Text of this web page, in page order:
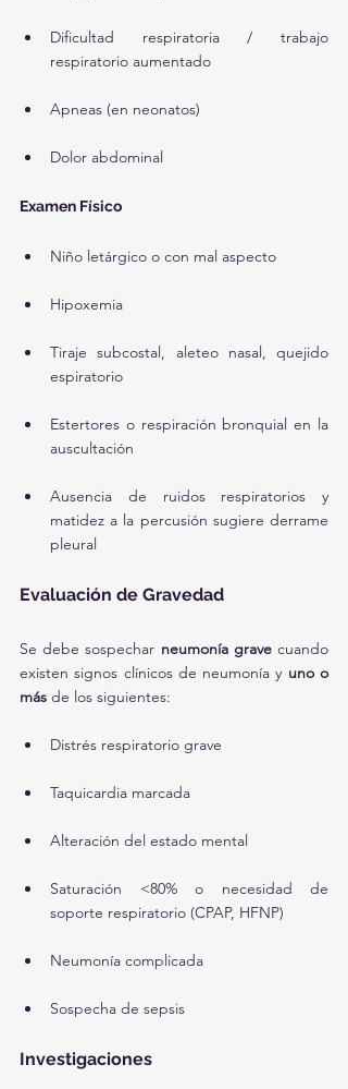
Dificultad respiratoria / trabajo
respiratorio aumentado
Apneas (en neonatos)
Dolor abdominal
Examen Físico
Niño letárgico o con mal aspecto
Hipoxemia
Tiraje subcostal, aleteo nasal, quejido
espiratorio
Estertores o respiración bronquial en la
auscultación
Ausencia de ruidos respiratorios y
matidez a la percusión sugiere derrame
pleural
Evaluación de Gravedad
Se debe sospechar neumonía grave cuando
existen signos clínicos de neumonía y uno o
más de los siguientes:
Distrés respiratorio grave
Taquicardia marcada
Alteración del estado mental
Saturación <80% o necesidad de
soporte respiratorio (CPAP, HFNP)
Neumonía complicada
Sospecha de sepsis
Investigaciones